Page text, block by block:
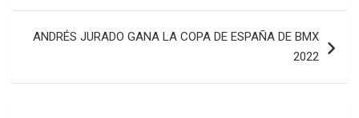
ANDRÉS JURADO GANA LA COPA DE ESPAÑA DE BMX
2022